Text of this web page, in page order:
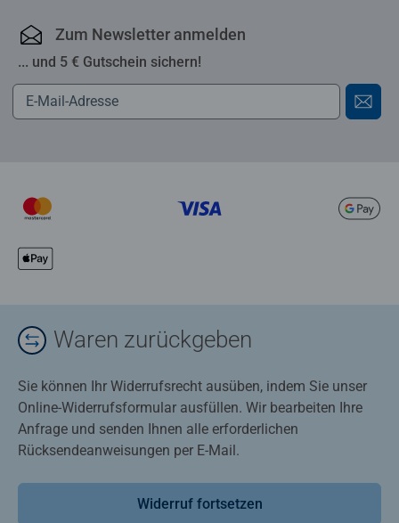
Zum Newsletter anmelden
... und 5 € Gutschein sichern!
Waren zurückgeben
Sie können Ihr Widerrufsrecht ausüben, indem Sie unser
Online-Widerrufsformular ausfüllen. Wir bearbeiten Ihre
Anfrage und senden Ihnen alle erforderlichen
Rücksendeanweisungen per E-Mail.
Widerruf fortsetzen